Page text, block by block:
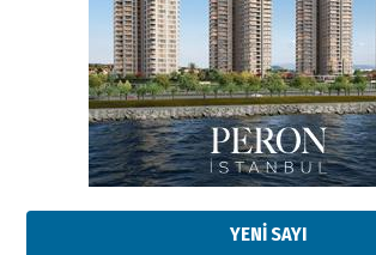
YENİ SAYI
Esat BİNDESEN
Başkan Sekmen’den Erzurum’a
bir vizyon proje daha!
02 Ağustos 2026 Pazar
Kadir SABUNCUOĞLU
Erzurumspor’un köşe taşları
29 Haziran 2026 Pazartesi
Kenan GÜLERCİ